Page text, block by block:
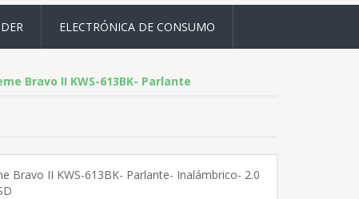
ELECTRÓNICA DE CONSUMO
Bravo II KWS-613BK- Parlante
Bravo II KWS-613BK- Parlante- Inalámbrico- 2.0